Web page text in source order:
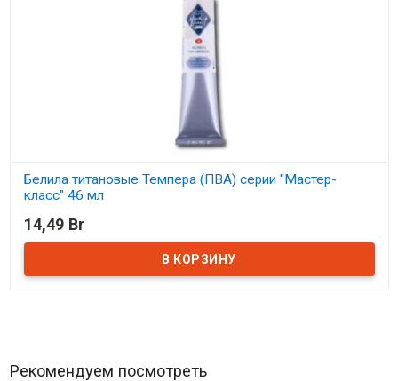
Белила титановые Темпера (ПВА) серии "Мастер-
класс" 46 мл
В наличии
14,49 Br
Рекомендуем посмотреть